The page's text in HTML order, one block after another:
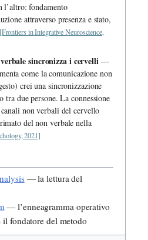
l’altro: fondamento
attraverso presenza e stato,
[Frontiers in Integrative Neuroscience,
sincronizza i cervelli —
come la comunicazione non
crei una sincronizzazione
due persone. La connessione
non verbali del cervello
del non verbale nella
2021]
— la lettura del
— l’enneagramma operativo
fondatore del metodo